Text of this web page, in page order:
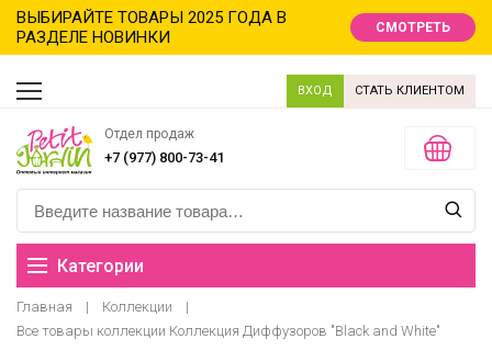
ВЫБИРАЙТЕ ТОВАРЫ 2025 ГОДА В
РАЗДЕЛЕ НОВИНКИ
СМОТРЕТЬ
ВХОД СТАТЬ КЛИЕНТОМ
Отдел продаж
+7 (977) 800-73-41
Категории
Распродажа
Главная | Коллекции
|
Все товары коллекции Коллекция Диффузоров "Black and White"